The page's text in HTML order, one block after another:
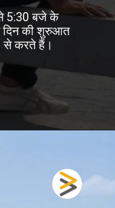
5:30 बजे के
दिन की शुरुआत
से करते हैं।